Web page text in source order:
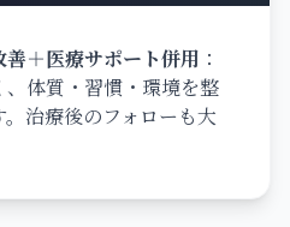
＋医療サポート併用 ：
体質・習慣・環境を整
治療後のフォローも大